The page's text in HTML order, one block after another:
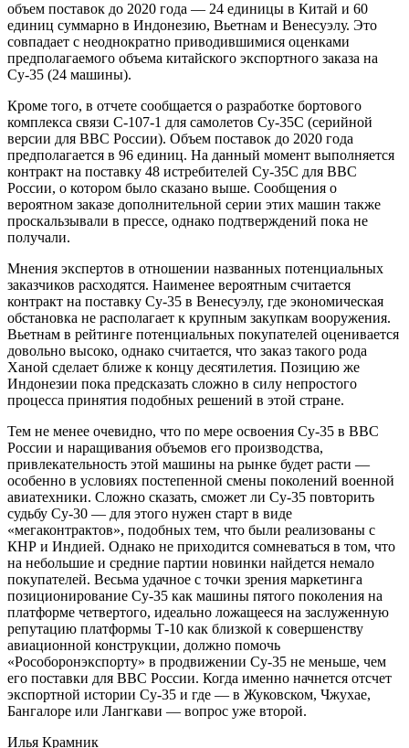
объем поставок до 2020 года — 24 единицы в Китай и 60
единиц суммарно в Индонезию, Вьетнам и Венесуэлу. Это
совпадает с неоднократно приводившимися оценками
предполагаемого объема китайского экспортного заказа на
Су-35 (24 машины).
Кроме того, в отчете сообщается о разработке бортового
комплекса связи С-107-1 для самолетов Су-35С (серийной
версии для ВВС России). Объем поставок до 2020 года
предполагается в 96 единиц. На данный момент выполняется
контракт на поставку 48 истребителей Су-35С для ВВС
России, о котором было сказано выше. Сообщения о
вероятном заказе дополнительной серии этих машин также
проскальзывали в прессе, однако подтверждений пока не
получали.
Мнения экспертов в отношении названных потенциальных
заказчиков расходятся. Наименее вероятным считается
контракт на поставку Су-35 в Венесуэлу, где экономическая
обстановка не располагает к крупным закупкам вооружения.
Вьетнам в рейтинге потенциальных покупателей оценивается
довольно высоко, однако считается, что заказ такого рода
Ханой сделает ближе к концу десятилетия. Позицию же
Индонезии пока предсказать сложно в силу непростого
процесса принятия подобных решений в этой стране.
Тем не менее очевидно, что по мере освоения Су-35 в ВВС
России и наращивания объемов его производства,
привлекательность этой машины на рынке будет расти —
особенно в условиях постепенной смены поколений военной
авиатехники. Сложно сказать, сможет ли Су-35 повторить
судьбу Су-30 — для этого нужен старт в виде
«мегаконтрактов», подобных тем, что были реализованы с
КНР и Индией. Однако не приходится сомневаться в том, что
на небольшие и средние партии новинки найдется немало
покупателей. Весьма удачное с точки зрения маркетинга
позиционирование Су-35 как машины пятого поколения на
платформе четвертого, идеально ложащееся на заслуженную
репутацию платформы Т-10 как близкой к совершенству
авиационной конструкции, должно помочь
«Рособоронэкспорту» в продвижении Су-35 не меньше, чем
его поставки для ВВС России. Когда именно начнется отсчет
экспортной истории Су-35 и где — в Жуковском, Чжухае,
Бангалоре или Лангкави — вопрос уже второй.
Илья Крамник